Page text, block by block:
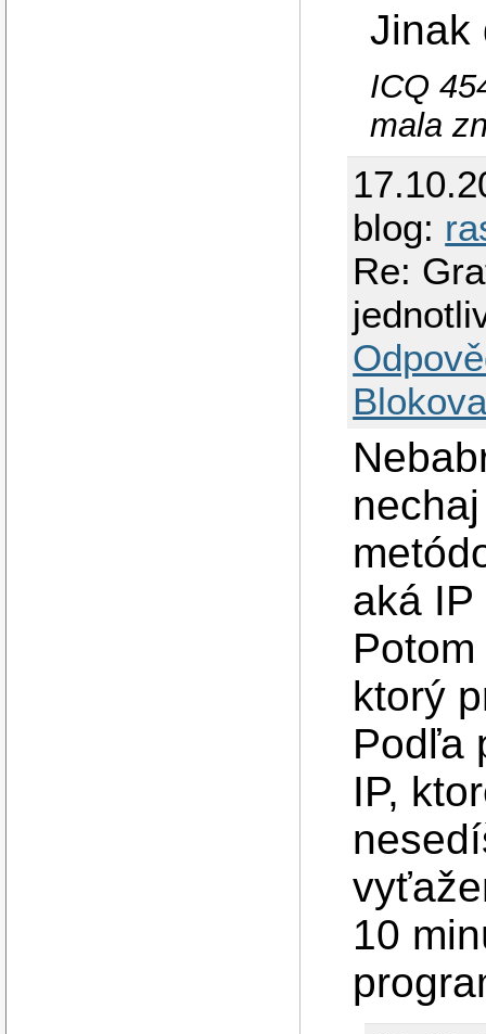
ICQ
mala
blog:
Re:
aká
ktorý
Podľa
IP,
10